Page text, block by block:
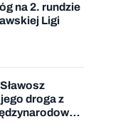
na 2. rundzie
Ligi
droga z